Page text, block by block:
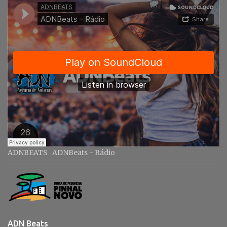
i
s
ADNBEATS · ADNBeats - Rádio
ADN Beats